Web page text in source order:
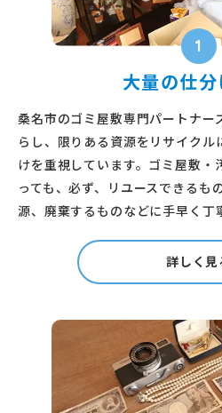
1
大量の仕
桑名市のゴミ屋敷専門パートナー
らし、限りある資源をリサイク
けを重視しています。ゴミ屋敷・
っても、必ず、リユースできるも
源、廃棄するものなどに手早く丁
詳しく見